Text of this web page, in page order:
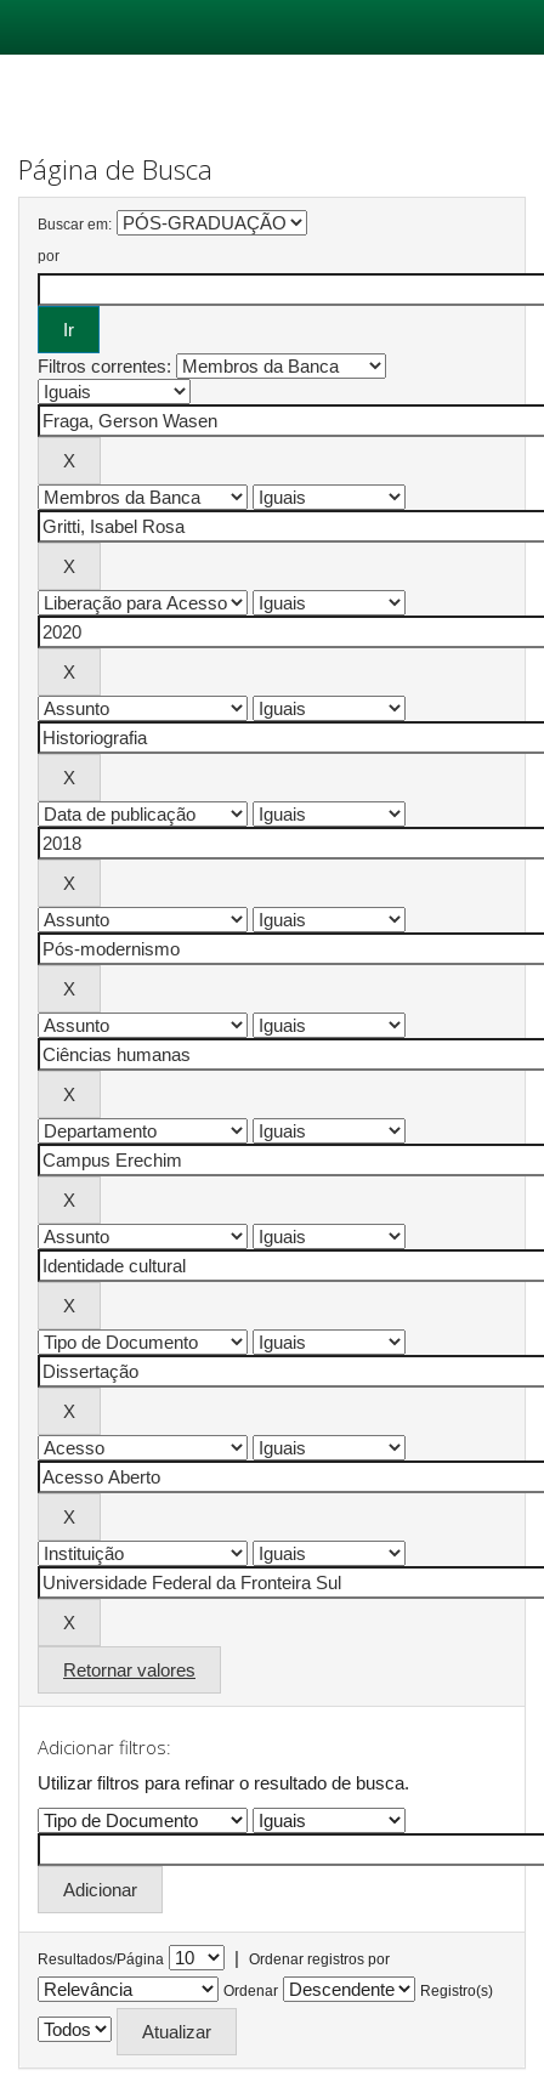
Página de Busca
Buscar em:
por
Filtros correntes:
Retornar valores
Adicionar filtros:
Utilizar filtros para refinar o resultado de busca.
Resultados/Página |
Ordenar registros por
Ordenar
Registro(s)